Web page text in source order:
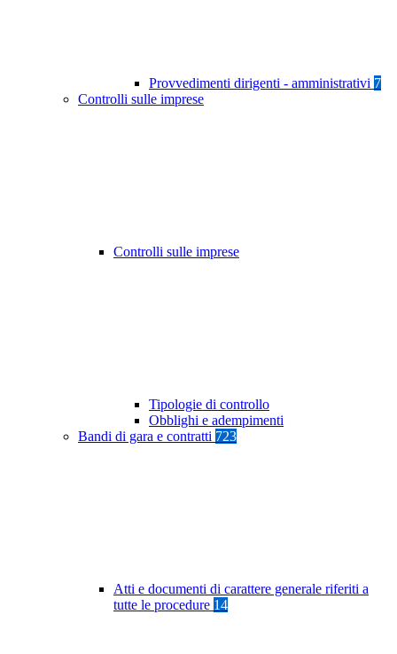
Provvedimenti dirigenti - amministrativi 7
Controlli sulle imprese
Controlli sulle imprese
Tipologie di controllo
Obblighi e adempimenti
Bandi di gara e contratti 723
Atti e documenti di carattere generale riferiti a
tutte le procedure 14